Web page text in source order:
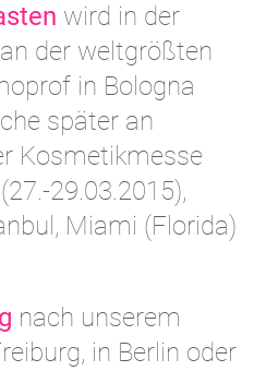
wird in der
der weltgrößten
in Bologna
später an
Kosmetikmesse
29.03.2015),
Miami (Florida)
nach unserem
in Berlin oder